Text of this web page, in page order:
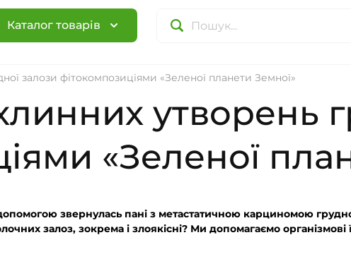
Каталог товарів
залози фітокомпозиціями «Зеленої планети Земної»
утворень
«Зеленої
звернулась пані з метастатичною карциномою
залоз, зокрема і злоякісні? Ми допомагаємо організмові